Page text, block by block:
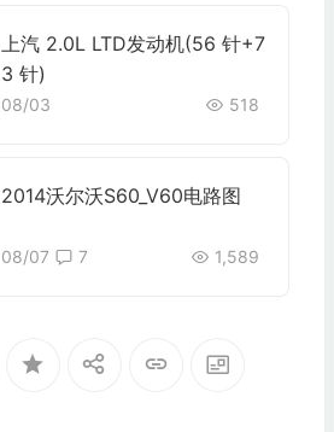
上汽 2.0L LTD发动机(56 针+7
3 针)
08/03 518
2014沃尔沃S60_V60电路图
08/07 1,589
7